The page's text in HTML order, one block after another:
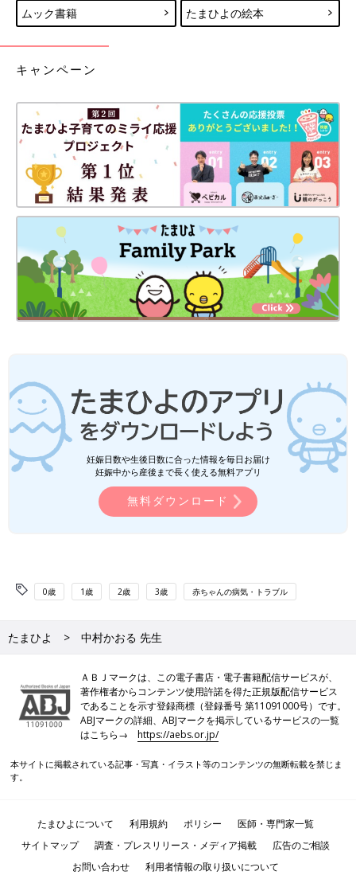
ムック書籍 たまひよの絵本
キャンペーン
妊娠日数や生後日数に合った情報を毎日お届け
妊娠中から産後まで長く使える無料アプリ
無料ダウンロード
0歳 1歳 2歳 3歳 赤ちゃんの病気・トラブル
たまひよ 中村かおる 先生
ＡＢＪマークは、この電子書店・電子書籍配信サービスが、
著作権者からコンテンツ使用許諾を得た正規版配信サービス
であることを示す登録商標（登録番号 第11091000号）です。
ABJマークの詳細、ABJマークを掲示しているサービスの一覧
はこちら→https://aebs.or.jp/
本サイトに掲載されている記事・写真・イラスト等のコンテンツの無断転載を禁じま
す。
たまひよについて 利用規約 ポリシー
医師・専門家一覧
サイトマップ
調査・プレスリリース・メディア掲載
広告のご相談
お問い合わせ
利用者情報の取り扱いについて